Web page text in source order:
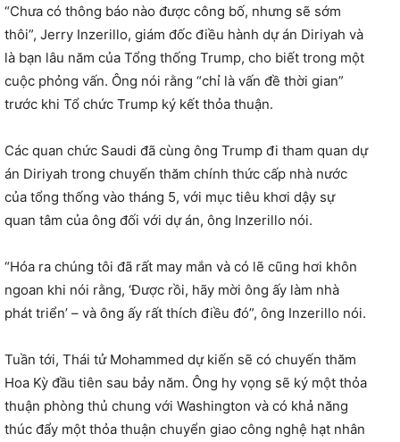
“Chưa có thông báo nào được công bố, nhưng sẽ sớm
thôi”, Jerry Inzerillo, giám đốc điều hành dự án Diriyah và
là bạn lâu năm của Tổng thống Trump, cho biết trong một
cuộc phỏng vấn. Ông nói rằng “chỉ là vấn đề thời gian”
trước khi Tổ chức Trump ký kết thỏa thuận.
Các quan chức Saudi đã cùng ông Trump đi tham quan dự
án Diriyah trong chuyến thăm chính thức cấp nhà nước
của tổng thống vào tháng 5, với mục tiêu khơi dậy sự
quan tâm của ông đối với dự án, ông Inzerillo nói.
“Hóa ra chúng tôi đã rất may mắn và có lẽ cũng hơi khôn
ngoan khi nói rằng, ‘Được rồi, hãy mời ông ấy làm nhà
phát triển’ – và ông ấy rất thích điều đó”, ông Inzerillo nói.
Tuần tới, Thái tử Mohammed dự kiến ​​sẽ có chuyến thăm
Hoa Kỳ đầu tiên sau bảy năm. Ông hy vọng sẽ ký một thỏa
thuận phòng thủ chung với Washington và có khả năng
thúc đẩy một thỏa thuận chuyển giao công nghệ hạt nhân